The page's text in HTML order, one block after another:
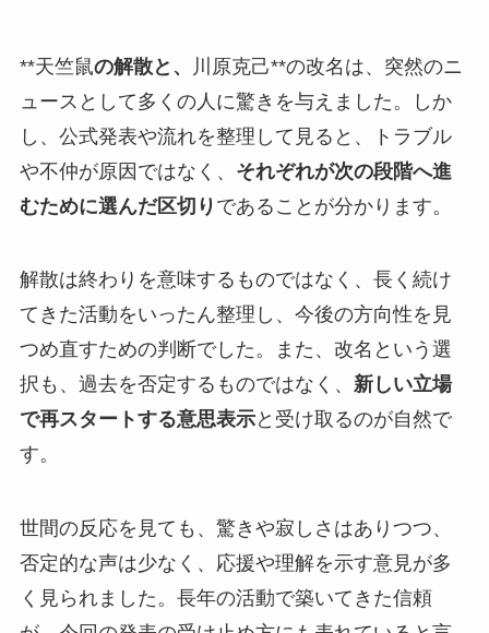
**天竺鼠の解散と、
川原克己**の改名は、突然のニ
ュースとして多くの人に驚きを与えました。しか
し、公式発表や流れを整理して見ると、トラブル
や不仲が原因ではなく、 それぞれが次の段階へ進
むために選んだ区切り であることが分かります。
解散は終わりを意味するものではなく、長く続け
てきた活動をいったん整理し、今後の方向性を見
つめ直すための判断でした。また、改名という選
択も、過去を否定するものではなく、 新しい立場
で再スタートする意思表示と受け取るのが自然で
す。
世間の反応を見ても、驚きや寂しさはありつつ、
否定的な声は少なく、応援や理解を示す意見が多
く見られました。長年の活動で築いてきた信頼